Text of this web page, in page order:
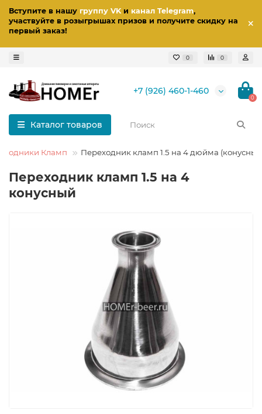
Вступите в нашу группу VKи канал Telegram,
участвуйте в розыгрышах призов и получите скидку на
первый заказ!
0 0
+7 (926) 460-1-460
0
Каталог товаров
Кламп Переходник кламп 1.5 на 4 дюйма
Переходник кламп 1.5 на 4
конусный